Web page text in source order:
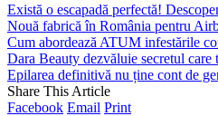
Există o escapadă perfectă!
Nouă fabrică în România pentru
Cum abordează ATUM infestările
Dara Beauty dezvăluie secretul care
Epilarea definitivă nu ține cont de
Share This Article
Facebook Email Print